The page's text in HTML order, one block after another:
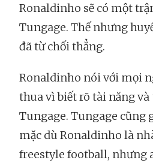
Ronaldinho sẽ có một
Tungage. Thế nhưng
đã từ chối thẳng.
Ronaldinho nói với mọi
thua vì biết rõ tài năng và
Tungage. Tungage cũng
mặc dù Ronaldinho là
freestyle football, nhưng